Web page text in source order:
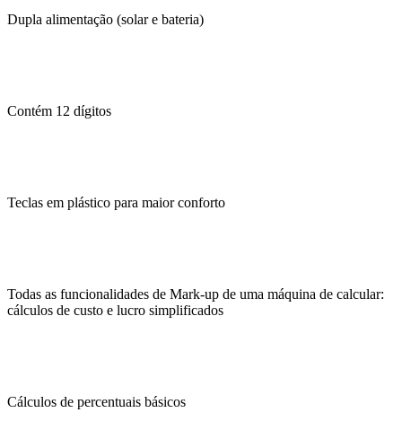
Dupla alimentação (solar e bateria)
Contém 12 dígitos
Teclas em plástico para maior conforto
Todas as funcionalidades de Mark-up de uma máquina de calcular:
cálculos de custo e lucro simplificados
Cálculos de percentuais básicos